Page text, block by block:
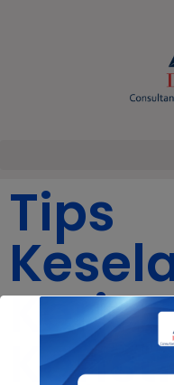
Tips
Kerja